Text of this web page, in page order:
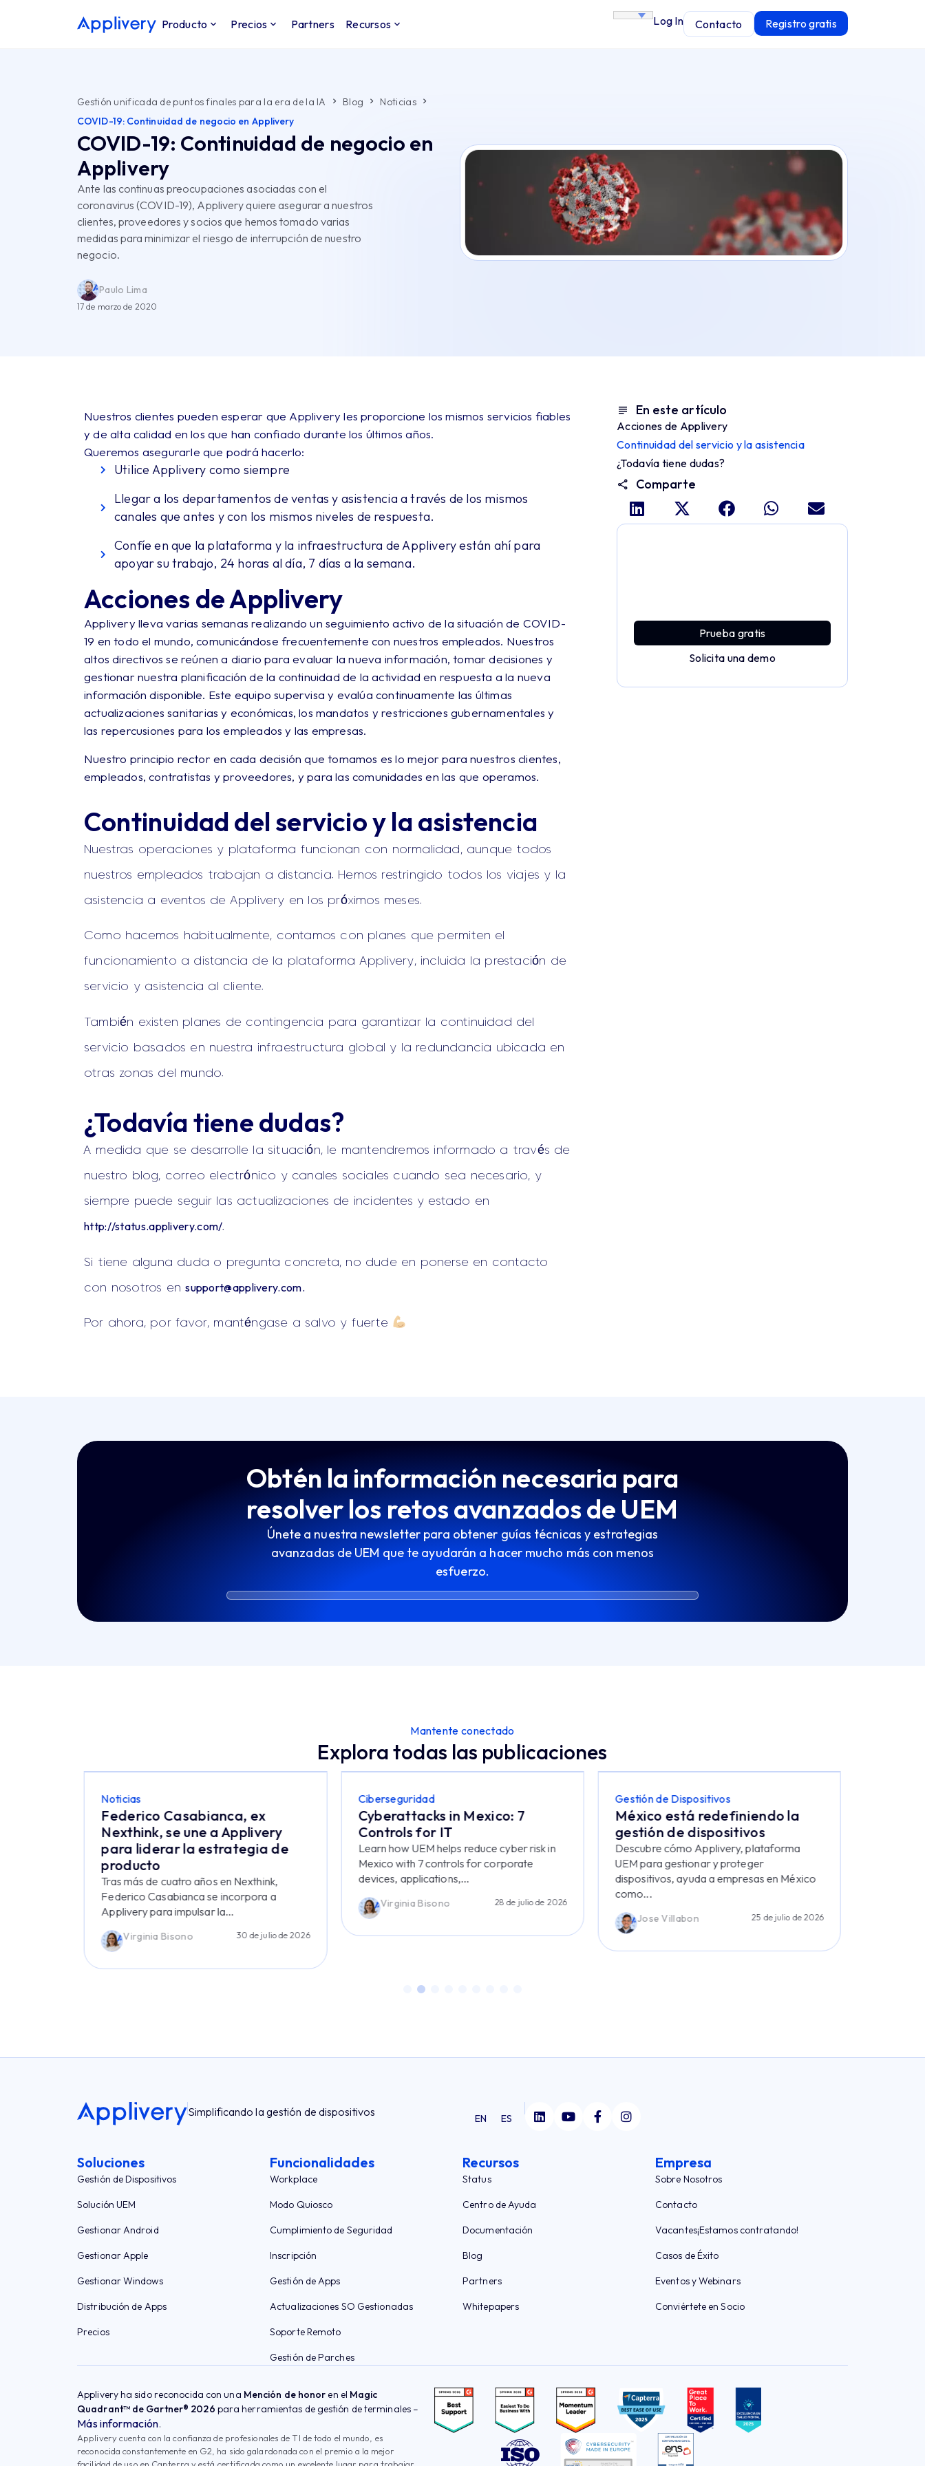
Producto Precios Partners Recursos Log In Contacto Registro gratis
Gestión unificada de puntos finales para la era de la IA Blog
Noticias
COVID-19: Continuidad de negocio en Applivery
COVID-19: Continuidad de negocio en
Applivery
Ante las continuas preocupaciones asociadas con el
coronavirus (COVID-19), Applivery quiere asegurar a nuestros
clientes, proveedores y socios que hemos tomado varias
medidas para minimizar el riesgo de interrupción de nuestro
negocio.
Paulo Lima
17 de marzo de 2020
Nuestros clientes pueden esperar que Applivery les proporcione los mismos servicios fiables
y de alta calidad en los que han confiado durante los últimos años.
Queremos asegurarle que podrá hacerlo:
Utilice Applivery como siempre
Llegar a los departamentos de ventas y asistencia a través de los mismos
canales que antes y con los mismos niveles de respuesta.
Confíe en que la plataforma y la infraestructura de Applivery están ahí para
apoyar su trabajo, 24 horas al día, 7 días a la semana.
Acciones de Applivery
Applivery lleva varias semanas realizando un seguimiento activo de la situación de COVID-
19 en todo el mundo, comunicándose frecuentemente con nuestros empleados. Nuestros
altos directivos se reúnen a diario para evaluar la nueva información, tomar decisiones y
gestionar nuestra planificación de la continuidad de la actividad en respuesta a la nueva
información disponible. Este equipo supervisa y evalúa continuamente las últimas
actualizaciones sanitarias y económicas, los mandatos y restricciones gubernamentales y
las repercusiones para los empleados y las empresas.
Nuestro principio rector en cada decisión que tomamos es lo mejor para nuestros clientes,
empleados, contratistas y proveedores, y para las comunidades en las que operamos.
Continuidad del servicio y la asistencia
Nuestras operaciones y plataforma funcionan con normalidad, aunque todos
nuestros empleados trabajan a distancia. Hemos restringido todos los viajes y la
asistencia a eventos de Applivery en los próximos meses.
Como hacemos habitualmente, contamos con planes que permiten el
funcionamiento a distancia de la plataforma Applivery, incluida la prestación de
servicio y asistencia al cliente.
También existen planes de contingencia para garantizar la continuidad del
servicio basados en nuestra infraestructura global y la redundancia ubicada en
otras zonas del mundo.
¿Todavía tiene dudas?
A medida que se desarrolle la situación, le mantendremos informado a través de
nuestro blog, correo electrónico y canales sociales cuando sea necesario, y
siempre puede seguir las actualizaciones de incidentes y estado en
http://status.applivery.com/.
Si tiene alguna duda o pregunta concreta, no dude en ponerse en contacto
con nosotros ensupport@applivery.com.
Por ahora, por favor, manténgase a salvo y fuerte
En este artículo
Acciones de Applivery
Continuidad del servicio y la asistencia
¿Todavía tiene dudas?
Comparte
Prueba gratis
Solicita una demo
Obtén la información necesaria para
resolver los retos avanzados de UEM
Únete a nuestra newsletter para obtener guías técnicas y estrategias
avanzadas de UEM que te ayudarán a hacer mucho más con menos
esfuerzo.
Mantente conectado
Explora todas las publicaciones
Noticias
Federico Casabianca, ex
Nexthink, se une a Applivery
para liderar la estrategia de
producto
Tras más de cuatro años en Nexthink,
Federico Casabianca se incorpora a
Applivery para impulsar la...
Virginia Bisono 30 de julio de 2026
Ciberseguridad
Cyberattacks in Mexico: 7
Controls for IT
Learn how UEM helps reduce cyber risk in
Mexico with 7 controls for corporate
devices, applications,...
Virginia Bisono 28 de julio de 2026
Gestión de Dispositivos
México está redefiniendo la
gestión de dispositivos
Descubre cómo Applivery, plataforma
UEM para gestionar y proteger
dispositivos, ayuda a empresas en México
como...
Jose Villabon 25 de julio de 2026
Simplificando la gestión de dispositivos
EN ES
Soluciones
Gestión de Dispositivos
Solución UEM
Gestionar Android
Gestionar Apple
Gestionar Windows
Distribución de Apps
Precios
Funcionalidades
Workplace
Modo Quiosco
Cumplimiento de Seguridad
Inscripción
Gestión de Apps
Actualizaciones SO Gestionadas
Soporte Remoto
Gestión de Parches
Recursos
Status
Centro de Ayuda
Documentación
Blog
Partners
Whitepapers
Empresa
Sobre Nosotros
Contacto
Vacantes¡Estamos contratando!
Casos de Éxito
Eventos y Webinars
Conviértete en Socio
Applivery ha sido reconocida con una Mención de honor en el Magic
Quadrant™ de Gartner® 2026 para herramientas de gestión de terminales –
Más información.
Applivery cuenta con la confianza de profesionales de TI de todo el mundo, es
reconocida constantemente en G2, ha sido galardonada con el premio a la mejor